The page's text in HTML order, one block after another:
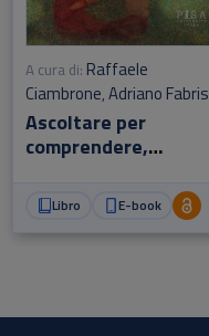
Ascoltare per
comprendere,
A cura di: Raffaele
Ciambrone,Adriano Fabris
Libro E-book